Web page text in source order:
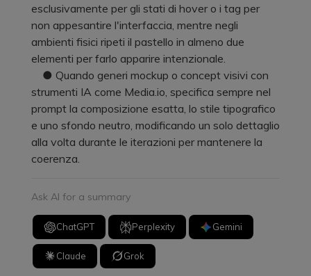
esclusivamente per gli stati di hover o i tag per
non appesantire l'interfaccia, mentre negli
ambienti fisici ripeti il pastello in almeno due
elementi per farlo apparire intenzionale.
● Quando generi mockup o concept visivi con
strumenti IA come Media.io, specifica sempre nel
prompt la composizione esatta, lo stile tipografico
e uno sfondo neutro, modificando un solo dettaglio
alla volta durante le iterazioni per mantenere la
coerenza.
Ask AI for a summary
ChatGPT Perplexity Gemini
Claude Grok